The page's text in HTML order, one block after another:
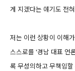
게 지겠다는 얘기도 전
저는 이런 상황이 이해
스스로를 '경남 대표 언
록 무성의하고 무책임